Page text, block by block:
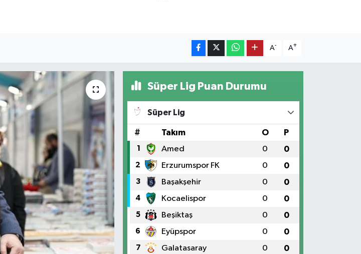
A- A+
Süper Lig Puan Durumu
Süper Lig
# Takım O P
1 Amed 0 0
2 Erzurumspor FK 0 0
3 Başakşehir 0 0
4 Kocaelispor 0 0
5 Beşiktaş 0 0
6 Eyüpspor 0 0
7 Galatasaray 0 0